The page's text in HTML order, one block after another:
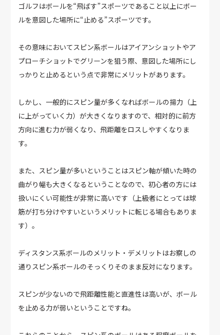
ゴルフはボールを“飛ばす”スポーツであること以上にボー
ルを意図した場所に“止める”スポーツです。
その意味においてスピン系ボールはアイアンショットやア
プローチショットでグリーンを狙う際、意図した場所にし
っかりと止めるという点で非常にメリットがあります。
しかし、一般的にスピン量が多くなればボールの揚力（上
に上がっていく力）が大きくなりますので、相対的に前方
方向に進む力が弱くなり、飛距離をロスしやすくなりま
す。
また、スピン量が多いということはスピン軸が傾いた時の
曲がり幅も大きくなるということなので、初心者の方には
扱いにくい可能性が非常に高いです（上級者にとっては球
筋が打ち分けやすいというメリットに転じる場合もありま
す）。
ディスタンス系ボールのメリット・デメリットはお察しの
通りスピン系ボールのそっくりそのまま反対になります。
スピンが少ないので飛距離性能と直進性は高いが、ボール
を止める力が弱いということですね。